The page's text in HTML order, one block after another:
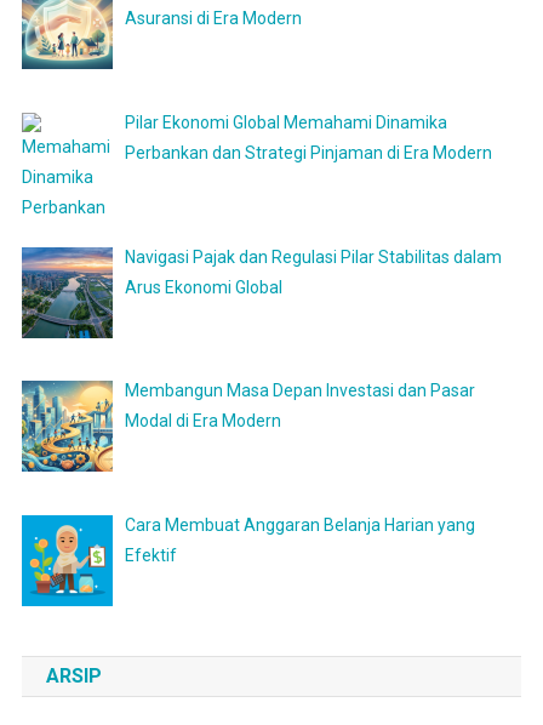
Asuransi di Era Modern
Pilar Ekonomi Global Memahami Dinamika
Perbankan dan Strategi Pinjaman di Era Modern
Navigasi Pajak dan Regulasi Pilar Stabilitas dalam
Arus Ekonomi Global
Membangun Masa Depan Investasi dan Pasar
Modal di Era Modern
Cara Membuat Anggaran Belanja Harian yang
Efektif
ARSIP